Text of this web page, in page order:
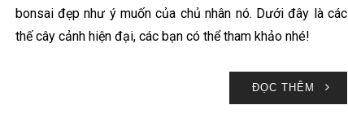
bonsai đẹp như ý muốn của chủ nhân nó. Dưới đây là các
thế cây cảnh hiện đại, các bạn có thể tham khảo nhé!
ĐỌC THÊM